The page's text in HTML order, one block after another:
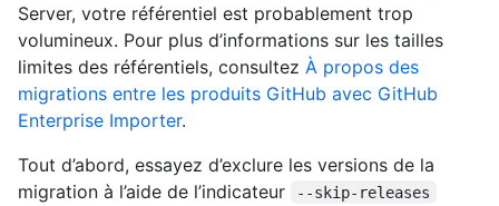
Server, votre référentiel est probablement trop
volumineux. Pour plus d’informations sur les tailles
limites des référentiels, consultez À propos des
migrations entre les produits GitHub avec GitHub
Enterprise Importer.
Tout d’abord, essayez d’exclure les versions de la
migration à l’aide de l’indicateur
--skip-releases